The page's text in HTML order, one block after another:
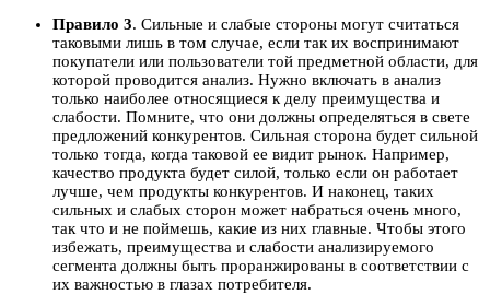
Правило 3. Сильные и слабые стороны могут считаться
таковыми лишь в том случае, если так их воспринимают
покупатели или пользователи той предметной области, для
которой проводится анализ. Нужно включать в анализ
только наиболее относящиеся к делу преимущества и
слабости. Помните, что они должны определяться в свете
предложений конкурентов. Сильная сторона будет сильной
только тогда, когда таковой ее видит рынок. Например,
качество продукта будет силой, только если он работает
лучше, чем продукты конкурентов. И наконец, таких
сильных и слабых сторон может набраться очень много,
так что и не поймешь, какие из них главные. Чтобы этого
избежать, преимущества и слабости анализируемого
сегмента должны быть проранжированы в соответствии с
их важностью в глазах потребителя.